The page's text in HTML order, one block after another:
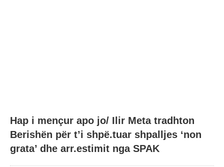
Hap i mençur apo jo/ Ilir Meta tradhton
Berishën për t’i shpë.tuar shpalljes ‘non
grata’ dhe arr.estimit nga SPAK